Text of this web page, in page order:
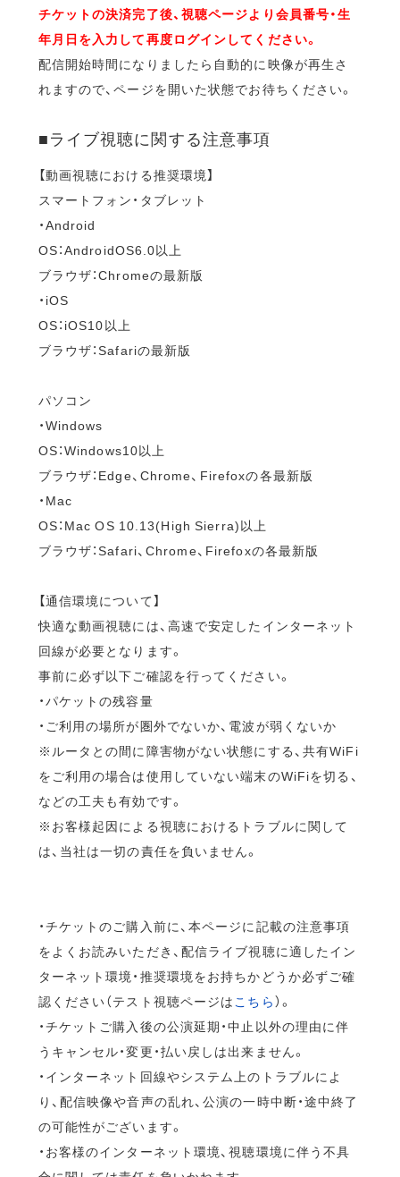
チケットの決済完了後、視聴ページより会員番号・生
年月日を入力して再度ログインしてください。
配信開始時間になりましたら自動的に映像が再生さ
れますので、ページを開いた状態でお待ちください。
■ライブ視聴に関する注意事項
【動画視聴における推奨環境】
スマートフォン・タブレット
・Android
OS：AndroidOS6.0以上
ブラウザ：Chromeの最新版
・iOS
OS：iOS10以上
ブラウザ：Safariの最新版
パソコン
・Windows
OS：Windows10以上
ブラウザ：Edge、Chrome、Firefoxの各最新版
・Mac
OS：Mac OS 10.13(High Sierra)以上
ブラウザ：Safari、Chrome、Firefoxの各最新版
【通信環境について】
快適な動画視聴には、高速で安定したインターネット
回線が必要となります。
事前に必ず以下ご確認を行ってください。
・パケットの残容量
・ご利用の場所が圏外でないか、電波が弱くないか
※ルータとの間に障害物がない状態にする、共有WiFi
をご利用の場合は使用していない端末のWiFiを切る、
などの工夫も有効です。
※お客様起因による視聴におけるトラブルに関して
は、当社は一切の責任を負いません。
・チケットのご購入前に、本ページに記載の注意事項
をよくお読みいただき、配信ライブ視聴に適したイン
ターネット環境・推奨環境をお持ちかどうか必ずご確
認ください（テスト視聴ページは こちら）。
・チケットご購入後の公演延期・中止以外の理由に伴
うキャンセル・変更・払い戻しは出来ません。
・インターネット回線やシステム上のトラブルによ
り、配信映像や音声の乱れ、公演の一時中断・途中終了
の可能性がございます。
・お客様のインターネット環境、視聴環境に伴う不具